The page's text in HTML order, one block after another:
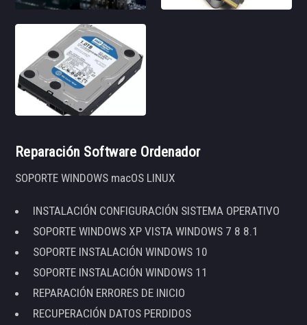
Reparación Software Ordenador
SOPORTE WINDOWS macOS LINUX
INSTALACIÓN CONFIGURACIÓN SISTEMA OPERATIVO
SOPORTE WINDOWS XP VISTA WINDOWS 7 8 8.1
SOPORTE INSTALACIÓN WINDOWS 10
SOPORTE INSTALACIÓN WINDOWS 11
REPARACIÓN ERRORES DE INICIO
RECUPERACIÓN DATOS PERDIDOS